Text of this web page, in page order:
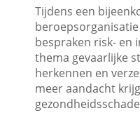
Tijdens een
bespraken risk- en
thema gevaarlijke
herkennen en
meer aandacht